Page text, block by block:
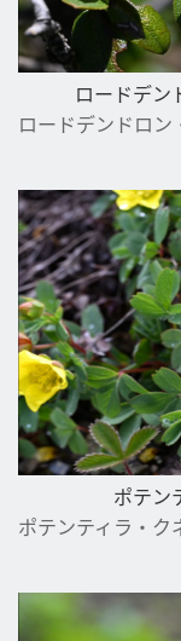
ロードデン
ロードデンドロン
ポテン
ポテンティラ・ク